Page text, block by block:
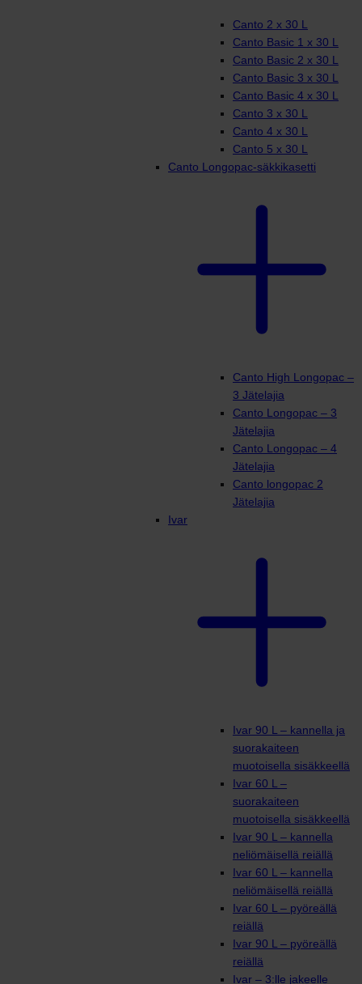
Canto 2 x 30 L
Canto Basic 1 x 30 L
Canto Basic 2 x 30 L
Canto Basic 3 x 30 L
Canto Basic 4 x 30 L
Canto 3 x 30 L
Canto 4 x 30 L
Canto 5 x 30 L
Canto Longopac-säkkikasetti
Canto High Longopac –
3 Jätelajia
Canto Longopac – 3
Jätelajia
Canto Longopac – 4
Jätelajia
Canto longopac 2
Jätelajia
Ivar
Ivar 90 L – kannella ja
suorakaiteen
muotoisella sisäkkeellä
Ivar 60 L –
suorakaiteen
muotoisella sisäkkeellä
Ivar 90 L – kannella
neliömäisellä reiällä
Ivar 60 L – kannella
neliömäisellä reiällä
Ivar 60 L – pyöreällä
reiällä
Ivar 90 L – pyöreällä
reiällä
Ivar – 3:lle jakeelle